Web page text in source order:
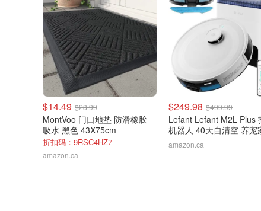
$14.49 $28.99
MontVoo 门口地垫 防滑橡胶
吸水 黑色 43X75cm
折扣码：9RSC4HZ7
amazon.ca
$249.98 $499.99
Lefant Lefant M2L Plus
机器人 40天自清空 养宠
备
amazon.ca